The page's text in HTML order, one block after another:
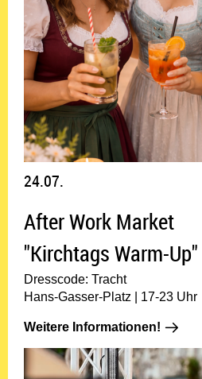
24.07.
After Work Market
"Kirchtags Warm-Up"
Dresscode: Tracht
Hans-Gasser-Platz | 17-23 Uhr
Weitere Informationen!